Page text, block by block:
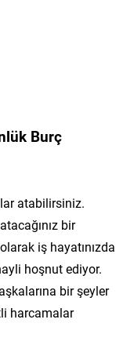
Burç
atabilirsiniz.
bir
iş hayatınızda
hoşnut ediyor.
bir şeyler
harcamalar